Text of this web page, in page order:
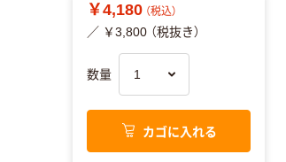
￥4,180 （税込）
／ ￥3,800 （税抜き）
数量
カゴに入れる